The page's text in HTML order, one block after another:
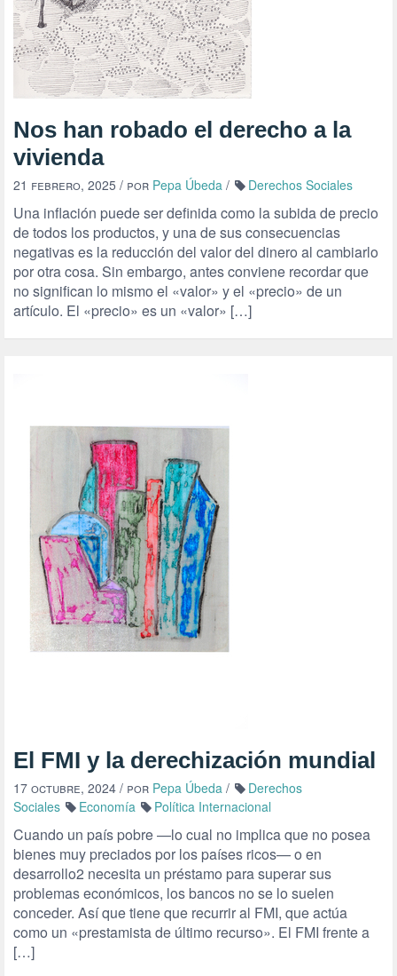
Nos han robado el derecho a la
vivienda
21 febrero, 2025 / por Pepa Úbeda / Derechos Sociales
Una inflación puede ser definida como la subida de precio
de todos los productos, y una de sus consecuencias
negativas es la reducción del valor del dinero al cambiarlo
por otra cosa. Sin embargo, antes conviene recordar que
no significan lo mismo el «valor» y el «precio» de un
artículo. El «precio» es un «valor» […]
El FMI y la derechización mundial
17 octubre, 2024 / por Pepa Úbeda /
Derechos
Sociales
Economía Política Internacional
Cuando un país pobre —lo cual no implica que no posea
bienes muy preciados por los países ricos— o en
desarrollo2 necesita un préstamo para superar sus
problemas económicos, los bancos no se lo suelen
conceder. Así que tiene que recurrir al FMI, que actúa
como un «prestamista de último recurso». El FMI frente a
[…]